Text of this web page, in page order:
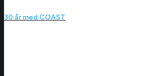
30 år med COAST